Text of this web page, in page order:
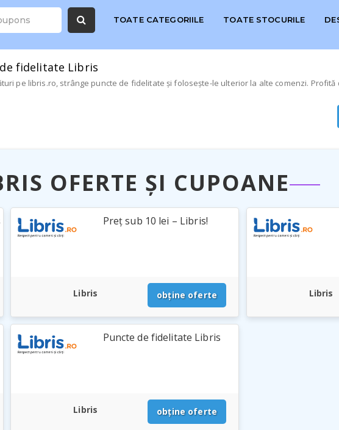
TOATE CATEGORIILE TOATE STOCURILE
fidelitate Libris
pe libris.ro, strânge puncte de fidelitate și folosește-le ulterior la alte comenzi. Profită
OFERTE ȘI CUPOANE
Preț sub 10 lei – Libris!
Libris obține oferte Libris
Puncte de fidelitate Libris
Libris obține oferte